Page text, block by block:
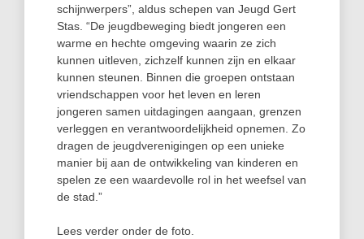
schijnwerpers”, aldus schepen van Jeugd Gert
Stas. “De jeugdbeweging biedt jongeren een
warme en hechte omgeving waarin ze zich
kunnen uitleven, zichzelf kunnen zijn en elkaar
kunnen steunen. Binnen die groepen ontstaan
vriendschappen voor het leven en leren
jongeren samen uitdagingen aangaan, grenzen
verleggen en verantwoordelijkheid opnemen. Zo
dragen de jeugdverenigingen op een unieke
manier bij aan de ontwikkeling van kinderen en
spelen ze een waardevolle rol in het weefsel van
de stad.”
Lees verder onder de foto.